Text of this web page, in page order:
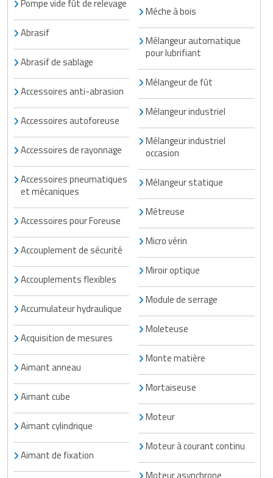
Ustensile cuisine professionnel
Vêtements personnalisés
Vitrines pour magasin
Traitement de l'air
Traitement des eaux
Trancheuse professionnelle
Transformateur électrique
Tubes et profilés
Tuyau flexible
Tuyau galvanisé
Tuyau renforcé
Ventilateurs et aération d'atelier
Tapis de bureau
Tapis et caillebotis
Vestiaires et casiers
Equipements de football
Equipements de karting
Equipements pour patinage
Equipements pour roller
Equipements pour skateboard
Equipements pour stade et terrain
sportif
Jeu gymnique
Loisirs
Matériel de fitness
Matériel de musculation
Vêtement sportif
Plats et plateaux
Pompes à sauce
Portes commandes restaurant
Présentoir pour restaurant
Réchaud professionnel
Réfrigérateur professionnel
Restauration foraine
Robinetterie professionnelle
Rôtisserie professionnelle
Sautause professionnelle
Table de cuisson professionnelle
Tables de préparation réfrigérées
Vaisselle restaurant
Vitrines réfrigérées
Pompe vide fût de relevage
Abrasif
Abrasif de sablage
Accessoires anti-abrasion
Accessoires autoforeuse
Accessoires de rayonnage
Accessoires pneumatiques
et mécaniques
Accessoires pour Foreuse
Accouplement de sécurité
Accouplements flexibles
Accumulateur hydraulique
Acquisition de mesures
Aimant anneau
Aimant cube
Aimant cylindrique
Aimant de fixation
Méche à bois
Mélangeur automatique
pour lubrifiant
Mélangeur de fût
Mélangeur industriel
Mélangeur industriel
occasion
Mélangeur statique
Métreuse
Micro vérin
Miroir optique
Module de serrage
Moleteuse
Monte matière
Mortaiseuse
Moteur
Moteur à courant continu
Moteur asynchrone